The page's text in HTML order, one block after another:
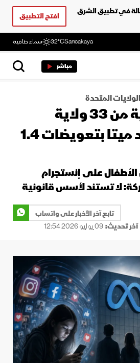
في تطبيق الشرق
افتح التطبيق
Sarıcakaya
32°C سماء صافية
مباشر
الولايات المتحدة
دعوى قضائية من 33 ولاية
أميركية تطارد ميتا بتعويضات 1.4
على إنستجرام
لا تستند لأسس قانونية
تابع آخر الأخبار على واتساب
آخر تحديث:09 يوليو 2026 12:54